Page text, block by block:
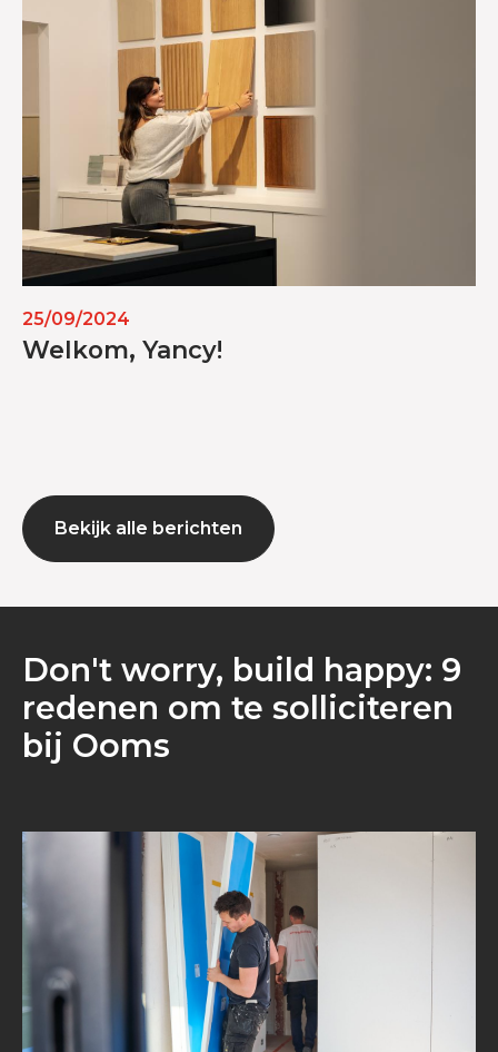
25/09/2024
Welkom, Yancy!
Bekijk alle berichten
Don't worry, build happy: 9
redenen om te solliciteren
bij Ooms